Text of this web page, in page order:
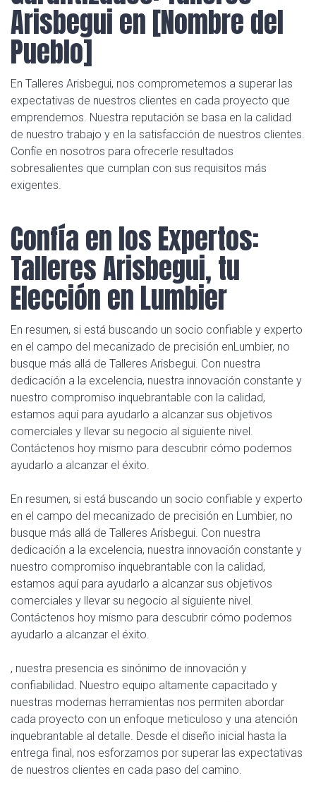
Arisbegui en [Nombre del
Pueblo]
En Talleres Arisbegui, nos comprometemos a superar las
expectativas de nuestros clientes en cada proyecto que
emprendemos. Nuestra reputación se basa en la calidad
de nuestro trabajo y en la satisfacción de nuestros clientes.
Confíe en nosotros para ofrecerle resultados
sobresalientes que cumplan con sus requisitos más
exigentes.
Confía en los Expertos:
Talleres Arisbegui, tu
Elección en Lumbier
En resumen, si está buscando un socio confiable y experto
en el campo del mecanizado de precisión enLumbier, no
busque más allá de Talleres Arisbegui. Con nuestra
dedicación a la excelencia, nuestra innovación constante y
nuestro compromiso inquebrantable con la calidad,
estamos aquí para ayudarlo a alcanzar sus objetivos
comerciales y llevar su negocio al siguiente nivel.
Contáctenos hoy mismo para descubrir cómo podemos
ayudarlo a alcanzar el éxito.
En resumen, si está buscando un socio confiable y experto
en el campo del mecanizado de precisión en Lumbier, no
busque más allá de Talleres Arisbegui. Con nuestra
dedicación a la excelencia, nuestra innovación constante y
nuestro compromiso inquebrantable con la calidad,
estamos aquí para ayudarlo a alcanzar sus objetivos
comerciales y llevar su negocio al siguiente nivel.
Contáctenos hoy mismo para descubrir cómo podemos
ayudarlo a alcanzar el éxito.
, nuestra presencia es sinónimo de innovación y
confiabilidad. Nuestro equipo altamente capacitado y
nuestras modernas herramientas nos permiten abordar
cada proyecto con un enfoque meticuloso y una atención
inquebrantable al detalle. Desde el diseño inicial hasta la
entrega final, nos esforzamos por superar las expectativas
de nuestros clientes en cada paso del camino.